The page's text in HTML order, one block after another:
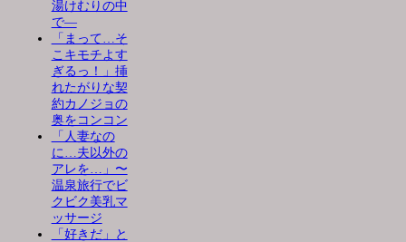
湯けむりの中
で―
「まって…そ
こキモチよす
ぎるっ！」挿
れたがりな契
約カノジョの
奥をコンコン
「人妻なの
に…夫以外の
アレを…」〜
温泉旅行でビ
クビク美乳マ
ッサージ
「好きだ」と